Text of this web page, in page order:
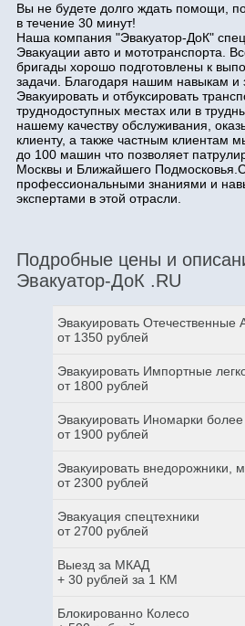
Вы не будете долго ждать помощи,
в течение 30 минут!
Наша компания "Эвакуатор-ДоК"
Эвакуации авто и мототранспорта.
бригады хорошо подготовлены к
задачи. Благодаря нашим навыкам
Эвакуировать и отбуксировать
труднодоступных местах или в
нашему качеству обслуживания,
клиенту, а также частным клиентам
до 100 машин что позволяет
Москвы и Ближайшего
профессиональными знаниями и
экспертами в этой отрасли.
Подробные цены и
Эвакуатор-ДоК .RU
Эвакуировать Отечественные
от 1350 рублей
Эвакуировать Импортные
от 1800 рублей
Эвакуировать Иномарки более
от 1900 рублей
Эвакуировать внедорожники,
от 2300 рублей
Эвакуация спецтехники
от 2700 рублей
Выезд за МКАД
+ 30 рублей за 1 КМ
Блокированно Колесо